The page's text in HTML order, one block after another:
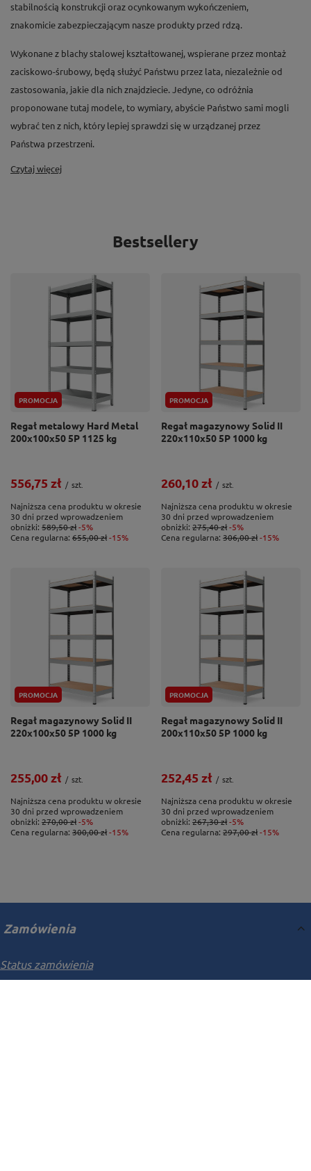
stabilnością konstrukcji oraz ocynkowanym wykończeniem,
znakomicie zabezpieczającym nasze produkty przed rdzą.
Wykonane z blachy stalowej kształtowanej, wspierane przez montaż
zaciskowo-śrubowy, będą służyć Państwu przez lata, niezależnie od
zastosowania, jakie dla nich znajdziecie. Jedyne, co odróżnia
proponowane tutaj modele, to wymiary, abyście Państwo sami mogli
wybrać ten z nich, który lepiej sprawdzi się w urządzanej przez
Państwa przestrzeni.
Czytaj więcej
Bestsellery
PROMOCJA
Regał metalowy Hard Metal
200x100x50 5P 1125 kg
556,75 zł / szt.
Najniższa cena produktu w okresie
30 dni przed wprowadzeniem
obniżki: 589,50 zł-5%
Cena regularna: 655,00 zł-15%
PROMOCJA
Regał magazynowy Solid II
220x110x50 5P 1000 kg
260,10 zł / szt.
Najniższa cena produktu w okresie
30 dni przed wprowadzeniem
obniżki: 275,40 zł-5%
Cena regularna: 306,00 zł-15%
PROMOCJA
Regał magazynowy Solid II
220x100x50 5P 1000 kg
255,00 zł / szt.
Najniższa cena produktu w okresie
30 dni przed wprowadzeniem
obniżki: 270,00 zł-5%
Cena regularna: 300,00 zł-15%
PROMOCJA
Regał magazynowy Solid II
200x110x50 5P 1000 kg
252,45 zł / szt.
Najniższa cena produktu w okresie
30 dni przed wprowadzeniem
obniżki: 267,30 zł-5%
Cena regularna: 297,00 zł-15%
Zamówienia
Status zamówienia